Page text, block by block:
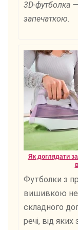
3D-футболка
запечаткою.
Як доглядати
Футболки з
вишивкою
складного
речі, від